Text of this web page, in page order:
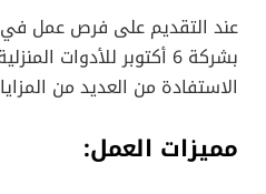
عند التقديم على فرص عمل
بشركة 6 أكتوبر للأدوات
الاستفادة من العديد من
مميزات العمل: